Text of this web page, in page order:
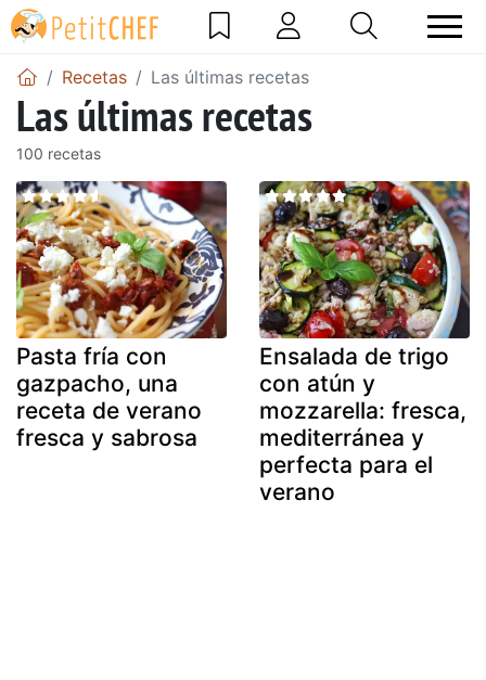
Recetas Las últimas recetas
Las últimas recetas
100 recetas
Pasta fría con
gazpacho, una
receta de verano
fresca y sabrosa
Ensalada de trigo
con atún y
mozzarella: fresca,
mediterránea y
perfecta para el
verano